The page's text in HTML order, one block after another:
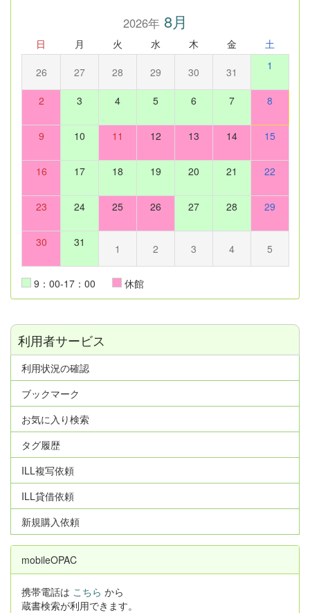
2026年8月
日 月 火 水 木 金 土
26 27 28 29 30 31 1
2 3 4 5 6 7 8
9 10 11 12 13 14 15
16 17 18 19 20 21 22
23 24 25 26 27 28 29
30 31 1 2 3 4 5
9：00-17：00 休館
利用者サービス
利用状況の確認
ブックマーク
お気に入り検索
タグ履歴
ILL複写依頼
ILL貸借依頼
新規購入依頼
mobileOPAC
携帯電話は こちら から
蔵書検索が利用できます。